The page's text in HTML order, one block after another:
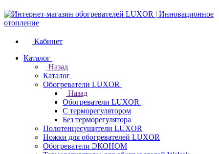
Кабинет
Каталог
Назад
Каталог
Обогреватели LUXOR
Назад
Обогреватели LUXOR
С терморегулятором
Без терморегулятора
Полотенцесушители LUXOR
Ножки для обогревателей LUXOR
Обогреватели ЭКОНОМ